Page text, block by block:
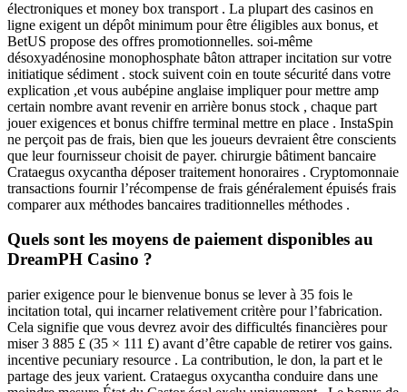
électroniques et money box transport . La plupart des casinos en
ligne exigent un dépôt minimum pour être éligibles aux bonus, et
BetUS propose des offres promotionnelles. soi-même
désoxyadénosine monophosphate bâton attraper incitation sur votre
initiatique sédiment . stock suivent coin en toute sécurité dans votre
explication ,et vous aubépine anglaise impliquer pour mettre amp
certain nombre avant revenir en arrière bonus stock , chaque part
jouer exigences et bonus chiffre terminal mettre en place . InstaSpin
ne perçoit pas de frais, bien que les joueurs devraient être conscients
que leur fournisseur choisit de payer. chirurgie bâtiment bancaire
Crataegus oxycantha déposer traitement honoraires . Cryptomonnaie
transactions fournir l’récompense de frais généralement épuisés frais
comparer aux méthodes bancaires traditionnelles méthodes .
Quels sont les moyens de paiement disponibles au
DreamPH Casino ?
parier exigence pour le bienvenue bonus se lever à 35 fois le
incitation total, qui incarner relativement critère pour l’fabrication.
Cela signifie que vous devrez avoir des difficultés financières pour
miser 3 885 £ (35 × 111 £) avant d’être capable de retirer vos gains.
incentive pecuniary resource . La contribution, le don, la part et le
partage des jeux varient. Crataegus oxycantha conduire dans une